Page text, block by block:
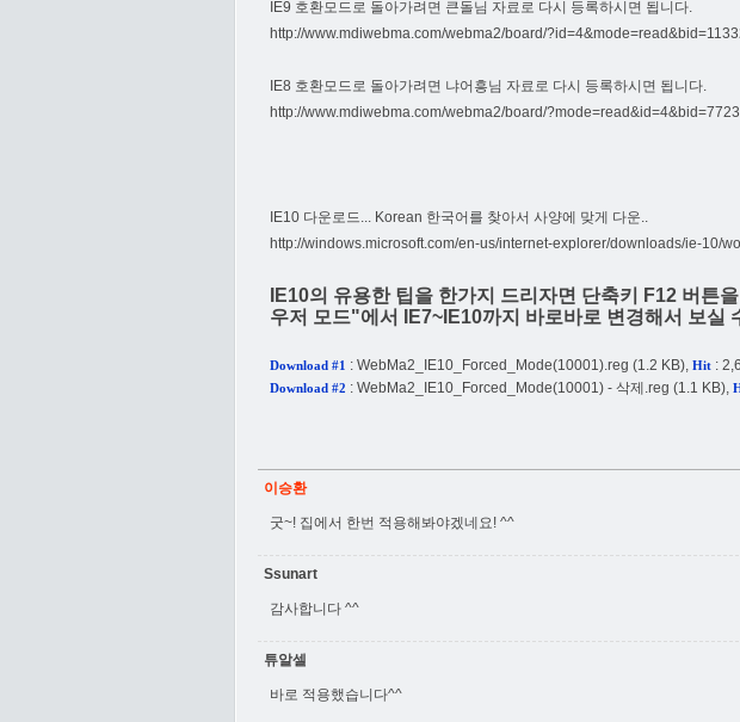
IE9 호환모드로 돌아가려면 큰돌님 자료로 다시 등록하시면 됩니다.
http://www.mdiwebma.com/webma2/board/
IE8 호환모드로 돌아가려면 냐어흥님 자료로 다시 등록하시면 됩니다.
http://www.mdiwebma.com/webma2/board/?mode=read&id=4&bid=7723
IE10 다운로드... Korean 한국어를 찾아서 사양에 맞게 다운..
http://windows.microsoft.com/en-us/internet-explorer/downloads/ie-10/
IE10의 유용한 팁을 한가지 드리자면 단축키 F12 버튼
우저 모드"에서 IE7~IE10까지 바로바로 변경해서 보실
Download #1 : WebMa2_IE10_Forced_Mode(10001).reg (1.2 KB), Hit :
Download #2 : WebMa2_IE10_Forced_Mode(10001) - 삭제.reg (1.1 KB),
이승환
굿~! 집에서 한번 적용해봐야겠네요! ^^
Ssunart
감사합니다 ^^
튜알셀
바로 적용했습니다^^